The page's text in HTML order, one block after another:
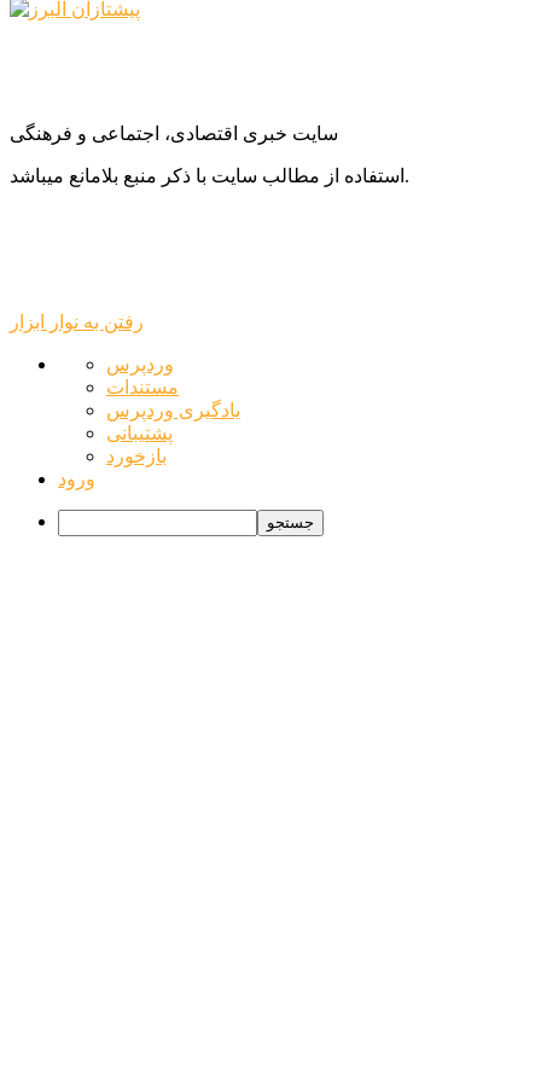
سایت خبری اقتصادی، اجتماعی و فرهنگی
استفاده از مطالب سایت با ذکر منبع بلامانع میباشد.
رفتن به نوار ابزار
درباره
وردپرس
وردپرس
مستندات
یادگیری وردپرس
پشتیبانی
بازخورد
ورود
جستجو